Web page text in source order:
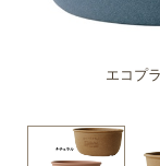
エコプ